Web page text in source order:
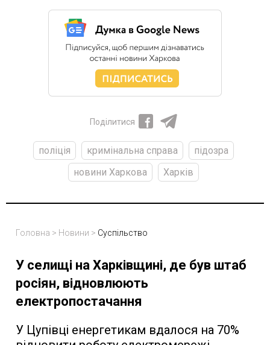
Поділитися
поліція кримінальна справа
підозра
новини Харкова
Харків
Головна > Новини > Суспільство
У селищі на Харківщині, де був штаб
росіян, відновлюють
електропостачання
У Цупівці енергетикам вдалося на 70%